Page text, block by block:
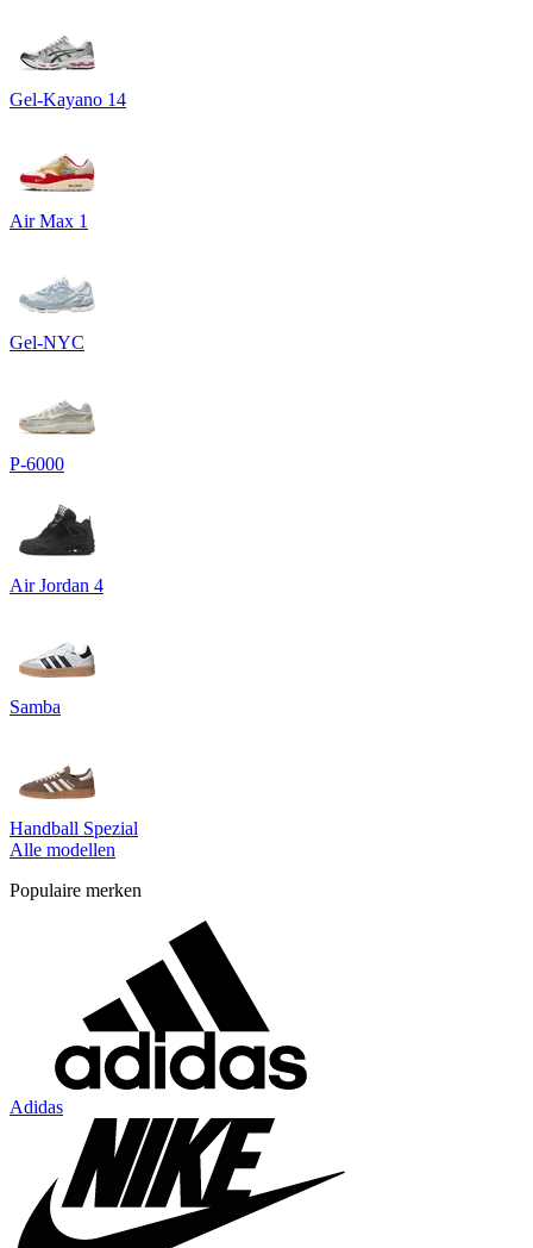
Gel-Kayano 14
Air Max 1
Gel-NYC
P-6000
Air Jordan 4
Samba
Handball Spezial
Alle modellen
Populaire merken
Adidas